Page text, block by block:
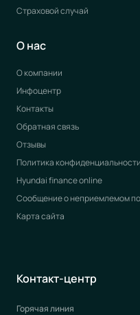
Страховой случай
О нас
О компании
Инфоцентр
Контакты
Обратная связь
Отзывы
Политика конфиденциальности
Hyundai finance online
Сообщение о неприемлемом
Карта сайта
Контакт-центр
Горячая линия